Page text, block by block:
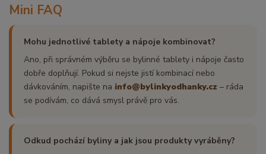
Mini FAQ
Mohu jednotlivé tablety a nápoje kombinovat?
Ano, při správném výběru se bylinné tablety i nápoje často
dobře doplňují. Pokud si nejste jistí kombinací nebo
dávkováním, napište na info@bylinkyodhanky.cz – ráda
se podívám, co dává smysl právě pro vás.
Odkud pochází byliny a jak jsou produkty vyráběny?